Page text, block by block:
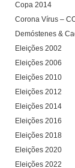
Copa 2014
Corona Vírus –
Demóstenes &
Eleições 2002
Eleições 2006
Eleições 2010
Eleições 2012
Eleições 2014
Eleições 2016
Eleições 2018
Eleições 2020
Eleições 2022